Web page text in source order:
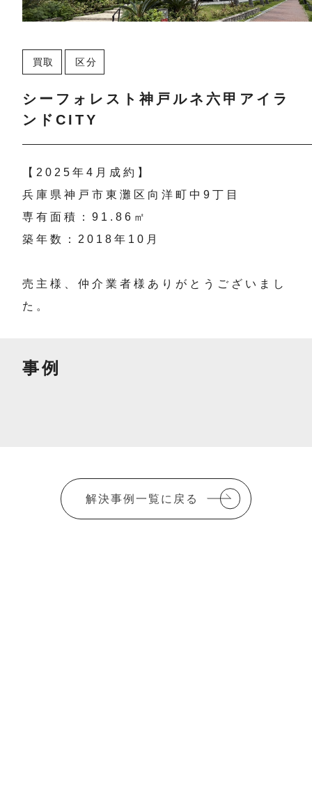
買取 区分
シーフォレスト神戸ルネ六甲アイラ
ンドCITY
【2025年4月成約】
兵庫県神戸市東灘区向洋町中9丁目
専有面積：91.86㎡
築年数：2018年10月
売主様、仲介業者様ありがとうございまし
た。
事例
解決事例一覧に戻る